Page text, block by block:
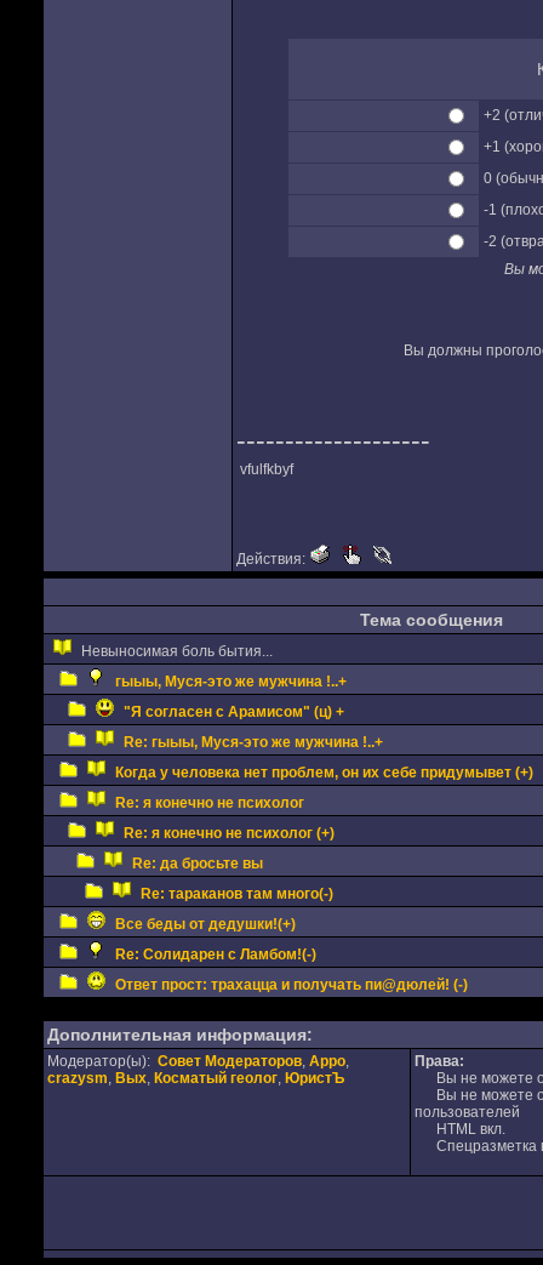
+2
+1
0
-1
-2
Вы
Вы должны
--------------------
vfulfkbyf
Действия:
Тема сообщения
Невыносимая боль бытия...
гыыы, Муся-это же мужчина !..+
"Я согласен с Арамисом" (ц) +
Re: гыыы, Муся-это же мужчина !..+
Когда у человека нет проблем, он их себе придумывет (+)
Re: я конечно не психолог
Re: я конечно не психолог (+)
Re: да бросьте вы
Re: тараканов там много(-)
Все беды от дедушки!(+)
Re: Солидарен с Ламбом!(-)
Ответ прост: трахацца и получать пи@дюлей! (-)
Дополнительная информация:
Модератор(ы): Совет Модераторов, Appo,
crazysm, Вых, Косматый геолог, ЮристЪ
Права:
Вы не можете
Вы не можете
пользователей
HTML вкл.
Спецразметка